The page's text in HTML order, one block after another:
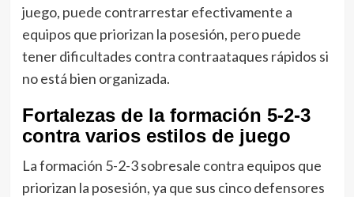
juego, puede contrarrestar efectivamente a
equipos que priorizan la posesión, pero puede
tener dificultades contra contraataques rápidos si
no está bien organizada.
Fortalezas de la formación 5-2-3
contra varios estilos de juego
La formación 5-2-3 sobresale contra equipos que
priorizan la posesión, ya que sus cinco defensores